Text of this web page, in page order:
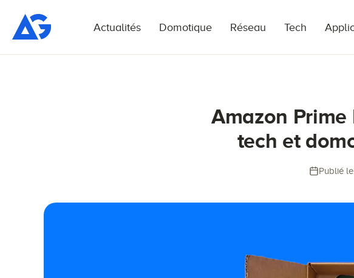
Actualités Domotique Réseau Tech
Amazon
tech et
Publié le